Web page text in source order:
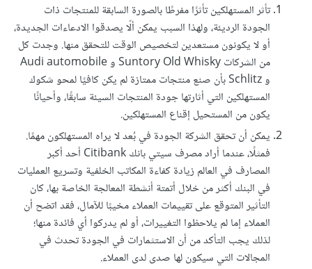
تأثر المستهلكين تأثرًا مفرطًا بالصورة السابقة للمنتجات ذات
الجودة الرديئة، ولهذا السبب يمكن ألّا يصدقوا الادعاءات الجديدة،
أو لا يكونون مستعدين لتخصيص الوقت للتحقق منها. وجدت كل
من الشركات Suntory Old Whisky و Audi automobile
و Schlitz بأن صنع منتجات ممتازة لم يكن كافيًا لمحو شكوك
المستهلكين التي أثارتها جودة المنتجات السيئة سابقًا، وأحيانًا
يكون من المستحيل إقناع المستهلكين.
يمكن أن تحقق الشركة الجودة في بُعد لا يراه المستهلكون مهمًا.
فمثلًا، عندما أراد مصرف سيتي بانك Citibank أحد أكبر
المصارف في العالم زيادة كفاءة المكاتب الخلفية وتسريع العمليات
في البنك أكثر من خلال أتمتة أنشطة المعالجة الخاصة بها، كان
التأثير المتوقع على تقييمات العملاء مخيبًا للآمال، فقد اتضح أن
العملاء إما لم يلاحظوا التغييرات، أو لم يدركوا أي فائدة منها؛
لذلك يجب التأكد من أن الاستثمارات في الجودة تحدث في
المجالات التي سيكون لها صدى لدى العملاء.